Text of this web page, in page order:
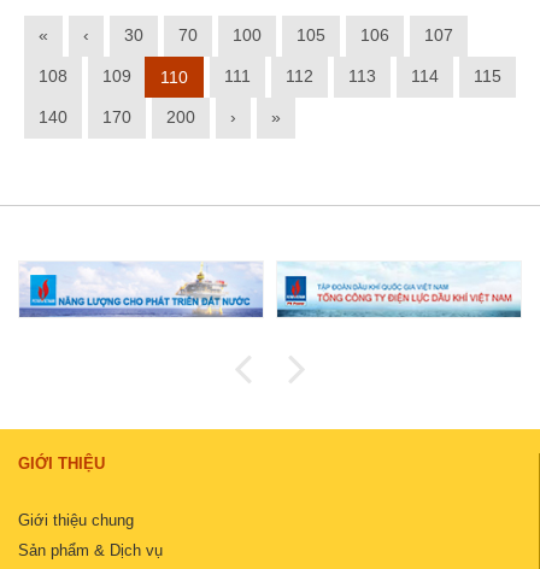
« ‹ 30 70 100 105 106 107
108 109 110 111 112 113 114 115
140 170 200 › »
GIỚI THIỆU
Giới thiệu chung
Sản phẩm & Dịch vụ